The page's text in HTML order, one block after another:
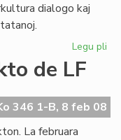
dialogo kaj
Legu pli
de LF
346 1-B, 8 feb 08
La februara